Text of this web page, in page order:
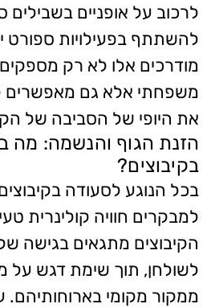
לרכוב על אופניים בשבילים
להשתתף בפעילויות ספורט
מודרכים אלו לא רק
משפחתי אלא גם מאפשרים
את היופי של הסביבה של
הזנת הגוף והנשמה: מה
בקיבוצים?
בכל הנוגע לסעודה
למבקרים חוויה קולינרית
הקיבוצים מתגאים בגישה
לשולחן, תוך שימת דגש על
ממקור מקומי